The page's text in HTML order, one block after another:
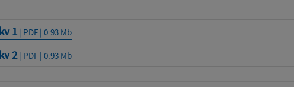
1| PDF | 0.93 Mb
2| PDF | 0.93 Mb